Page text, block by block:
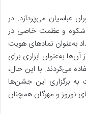
عباسیان می‌پردازد. در
شکوه و عظمت خاصی در
به‌عنوان نمادهای هویت
به‌عنوان ابزاری برای
می‌کردند. با این حال،
به برگزاری این جشن‌ها
و مهرگان همچنان